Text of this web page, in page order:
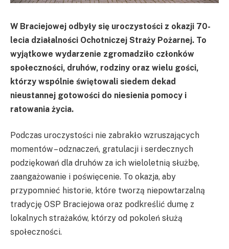
W Braciejowej odbyły się uroczystości z okazji 70-
lecia działalności Ochotniczej Straży Pożarnej. To
wyjątkowe wydarzenie zgromadziło członków
społeczności, druhów, rodziny oraz wielu gości,
którzy wspólnie świętowali siedem dekad
nieustannej gotowości do niesienia pomocy i
ratowania życia.
Podczas uroczystości nie zabrakło wzruszających
momentów – odznaczeń, gratulacji i serdecznych
podziękowań dla druhów za ich wieloletnią służbę,
zaangażowanie i poświęcenie. To okazja, aby
przypomnieć historie, które tworzą niepowtarzalną
tradycję OSP Braciejowa oraz podkreślić dumę z
lokalnych strażaków, którzy od pokoleń służą
społeczności.